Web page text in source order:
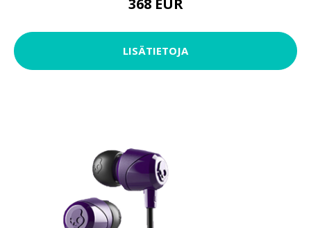
LISÄTIETOJA